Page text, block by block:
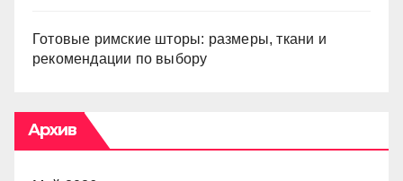
Готовые римские шторы: размеры, ткани и
рекомендации по выбору
Архив